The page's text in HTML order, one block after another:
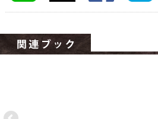
いきebooks